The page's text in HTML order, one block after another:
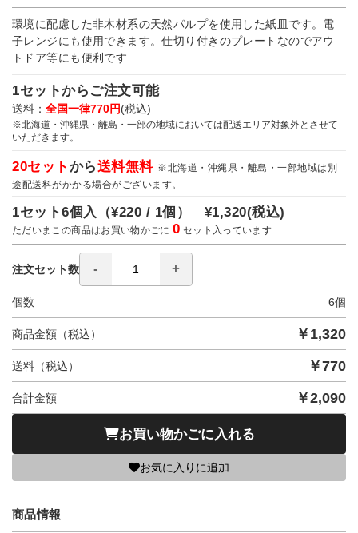
環境に配慮した非木材系の天然パルプを使用した紙皿です。電
子レンジにも使用できます。仕切り付きのプレートなのでアウ
トドア等にも便利です
1セットからご注文可能
送料： 全国一律770円(税込)
※北海道・沖縄県・離島・一部の地域においては配送エリア対象外とさせて
いただきます。
20セット から送料無料 ※北海道・沖縄県・離島・一部地域は別
途配送料がかかる場合がございます。
1セット6個入（¥220 / 1個） ¥1,320(税込)
ただいまこの商品はお買い物かごに0 セット入っています
注文セット数
個数 6個
商品金額（税込） ￥ 1,320
送料（税込） ￥770
合計金額 ￥2,090
お買い物かごに入れる
お気に入りに追加
商品情報